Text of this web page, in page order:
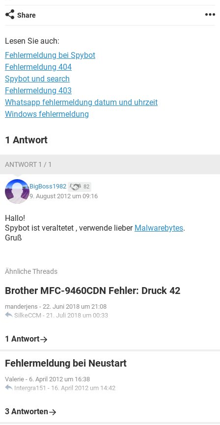
Share
Lesen Sie auch:
Fehlermeldung bei Spybot
Fehlermeldung 404
Spybot und search
Fehlermeldung 403
Whatsapp fehlermeldung datum und uhrzeit
Windows fehlermeldung
1 Antwort
ANTWORT 1 / 1
BigBoss1982 82
9. August 2012 um 09:16
Hallo!
Spybot ist veraltetet , verwende lieber Malwarebytes.
Gruß
Ähnliche Threads
Brother MFC-9460CDN Fehler: Druck 42
manderjens - 22. Juni 2018 um 21:08
SilkeCCM - 21. Juli 2018 um 00:33
1 Antwort
Fehlermeldung bei Neustart
Valerie - 6. April 2012 um 16:38
Intergra151 - 16. April 2012 um 14:42
3 Antworten